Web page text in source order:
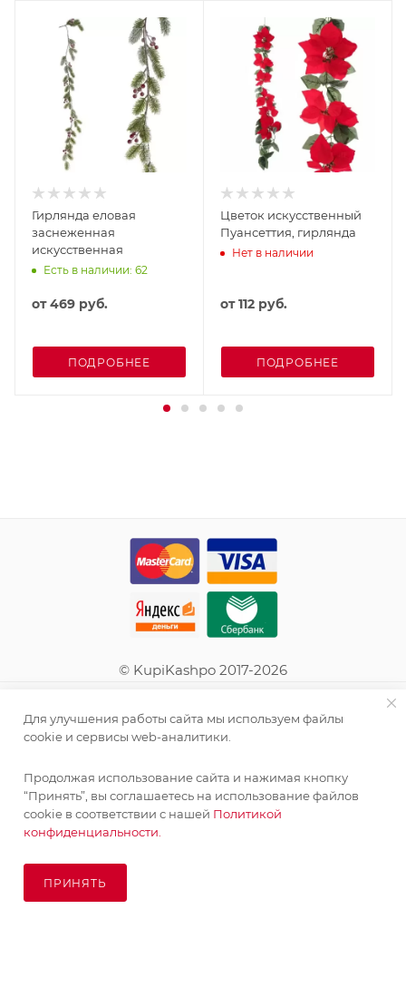
Гирлянда еловая
заснеженная
искусственная
Есть в наличии: 62
от469 руб.
ПОДРОБНЕЕ
Цветок искусственный
Пуансеттия, гирлянда
Нет в наличии
от112 руб.
ПОДРОБНЕЕ
© KupiKashpo 2017-2026
ПОМОЩЬ
ПОДПИСАТЬСЯ НА РАССЫЛКУ
Для улучшения работы сайта мы используем файлы
cookie и сервисы web-аналитики.
Продолжая использование сайта и нажимая кнопку
“Принять”, вы соглашаетесь на использование файлов
cookie в соответствии с нашей Политикой
конфиденциальности.
ПРИНЯТЬ